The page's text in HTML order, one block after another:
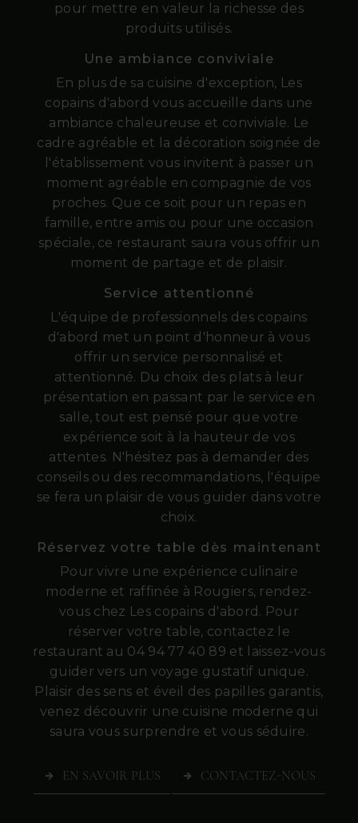
pour mettre en valeur la richesse des
produits utilisés.
Une ambiance conviviale
En plus de sa cuisine d'exception, Les
copains d'abord vous accueille dans une
ambiance chaleureuse et conviviale. Le
cadre agréable et la décoration soignée de
l'établissement vous invitent à passer un
moment agréable en compagnie de vos
proches. Que ce soit pour un repas en
famille, entre amis ou pour une occasion
spéciale, ce restaurant saura vous offrir un
moment de partage et de plaisir.
Service attentionné
L'équipe de professionnels des copains
d'abord met un point d'honneur à vous
offrir un service personnalisé et
attentionné. Du choix des plats à leur
présentation en passant par le service en
salle, tout est pensé pour que votre
expérience soit à la hauteur de vos
attentes. N'hésitez pas à demander des
conseils ou des recommandations, l'équipe
se fera un plaisir de vous guider dans votre
choix.
Réservez votre table dès maintenant
Pour vivre une expérience culinaire
moderne et raffinée à Rougiers, rendez-
vous chez Les copains d'abord. Pour
réserver votre table, contactez le
restaurant au 04 94 77 40 89 et laissez-vous
guider vers un voyage gustatif unique.
Plaisir des sens et éveil des papilles garantis,
venez découvrir une cuisine moderne qui
saura vous surprendre et vous séduire.
EN SAVOIR PLUS CONTACTEZ-NOUS